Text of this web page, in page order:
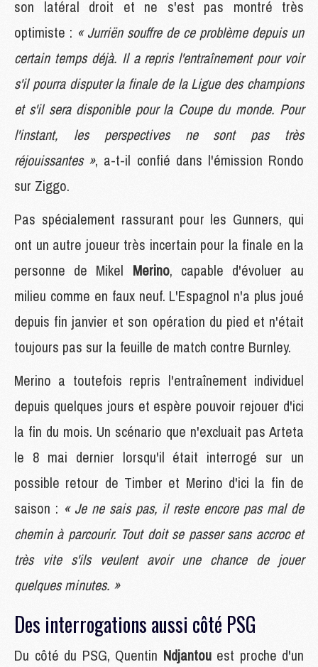
son latéral droit et ne s'est pas montré très
optimiste : « Jurriën souffre de ce problème depuis un
certain temps déjà. Il a repris l'entraînement pour voir
s'il pourra disputer la finale de la Ligue des champions
et s'il sera disponible pour la Coupe du monde. Pour
l'instant, les perspectives ne sont pas très
réjouissantes », a-t-il confié dans l'émission Rondo
sur Ziggo.
Pas spécialement rassurant pour les Gunners, qui
ont un autre joueur très incertain pour la finale en la
personne de Mikel Merino, capable d'évoluer au
milieu comme en faux neuf. L'Espagnol n'a plus joué
depuis fin janvier et son opération du pied et n'était
toujours pas sur la feuille de match contre Burnley.
Merino a toutefois repris l'entraînement individuel
depuis quelques jours et espère pouvoir rejouer d'ici
la fin du mois. Un scénario que n'excluait pas Arteta
le 8 mai dernier lorsqu'il était interrogé sur un
possible retour de Timber et Merino d'ici la fin de
saison : « Je ne sais pas, il reste encore pas mal de
chemin à parcourir. Tout doit se passer sans accroc et
très vite s'ils veulent avoir une chance de jouer
quelques minutes. »
Des interrogations aussi côté PSG
Du côté du PSG, Quentin Ndjantou est proche d'un